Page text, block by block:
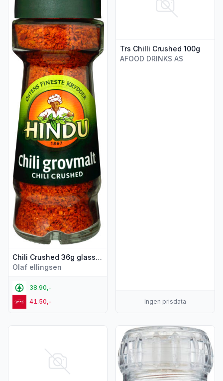
Chili Crushed 36g glass Hindu
Olaf ellingsen
38.90,-
41.50,-
Trs Chilli Crushed 100g
AFOOD DRINKS AS
Ingen prisdata
Vis flere detaljer for produktet "Smoked Ghost Chili 12g
Vis flere detaljer for